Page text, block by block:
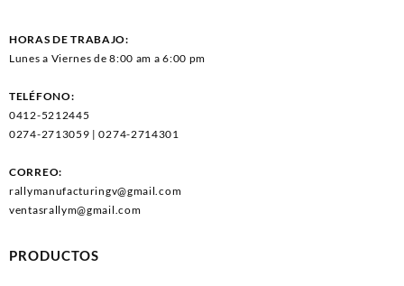
HORAS DE TRABAJO:
Lunes a Viernes de 8:00 am a 6:00 pm
TELÉFONO:
0412-5212445
0274-2713059 | 0274-2714301
CORREO:
rallymanufacturingv@gmail.com
ventasrallym@gmail.com
PRODUCTOS